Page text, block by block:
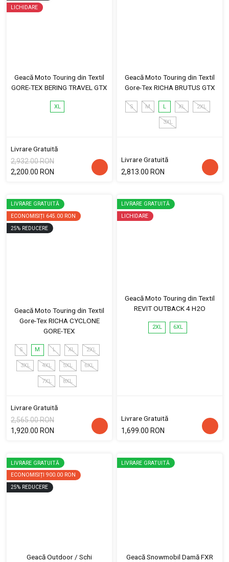
LICHIDARE
Geacă Moto Touring din Textil
GORE-TEX BERING TRAVEL GTX
XL
Livrare Gratuită
2,932.00 RON
2,200.00 RON
Geacă Moto Touring din Textil
Gore-Tex RICHA BRUTUS GTX
S M L XL 2XL
3XL
Livrare Gratuită
2,813.00 RON
LIVRARE GRATUITĂ
ECONOMISIȚI 645.00 RON
25% REDUCERE
Geacă Moto Touring din Textil
Gore-Tex RICHA CYCLONE
GORE-TEX
S M L XL 2XL
3XL 4XL 5XL 6XL
7XL 8XL
Livrare Gratuită
2,565.00 RON
1,920.00 RON
LIVRARE GRATUITĂ
LICHIDARE
Geacă Moto Touring din Textil
REVIT OUTBACK 4 H2O
2XL 6XL
Livrare Gratuită
1,699.00 RON
LIVRARE GRATUITĂ
ECONOMISIȚI 900.00 RON
25% REDUCERE
Geacă Outdoor / Schi
LIVRARE GRATUITĂ
Geacă Snowmobil Damă FXR